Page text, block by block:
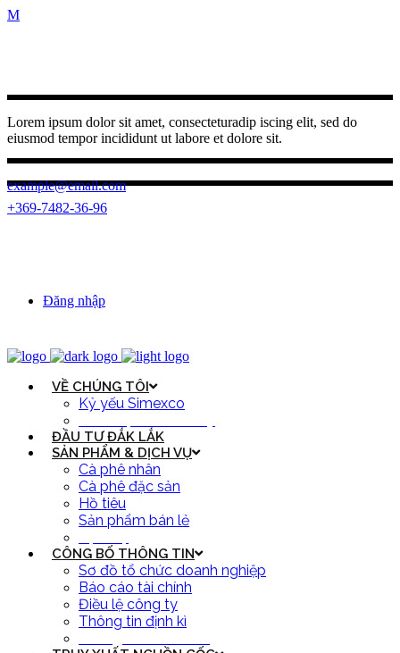
Lorem ipsum dolor sit amet, consecteturadip iscing elit, sed do
eiusmod tempor incididunt ut labore et dolore sit.
example@email.com
+369-7482-36-96
Đăng nhập
VỀ CHÚNG TÔI
Kỷ yếu Simexco
ĐẦU TƯ ĐẮK LẮK
SẢN PHẨM & DỊCH VỤ
Cà phê nhân
Cà phê đặc sản
Hồ tiêu
Sản phẩm bán lẻ
CÔNG BỐ THÔNG TIN
Sơ đồ tổ chức doanh nghiệp
Báo cáo tài chính
Điều lệ công ty
Thông tin định kì